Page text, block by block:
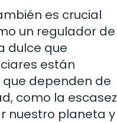
es crucial
un regulador de
dulce que
están
dependen de
como la escasez
nuestro planeta y